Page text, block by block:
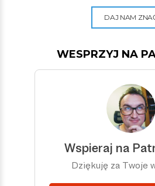
DAJ NAM
WESPRZYJ NA